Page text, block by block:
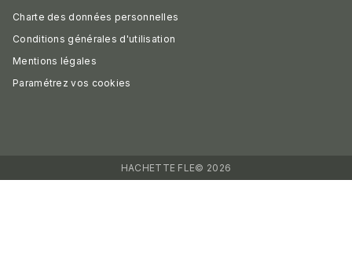
Charte des données personnelles
Conditions générales d'utilisation
Mentions légales
Paramétrez vos cookies
HACHETTE FLE© 2026